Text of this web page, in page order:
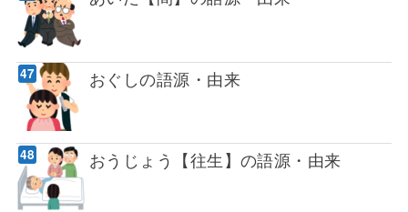
おぐしの語源・由来
おうじょう【往生】の語源・由来